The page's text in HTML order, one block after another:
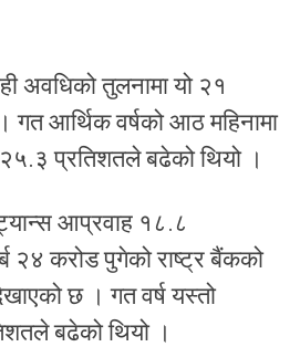
अवधिको तुलनामा यो २१
गत आर्थिक वर्षको आठ महिनामा
प्रतिशतले बढेको थियो ।
आप्रवाह १८.८
२४ करोड पुगेको राष्ट्र बैंकको
छ । गत वर्ष यस्तो
बढेको थियो ।